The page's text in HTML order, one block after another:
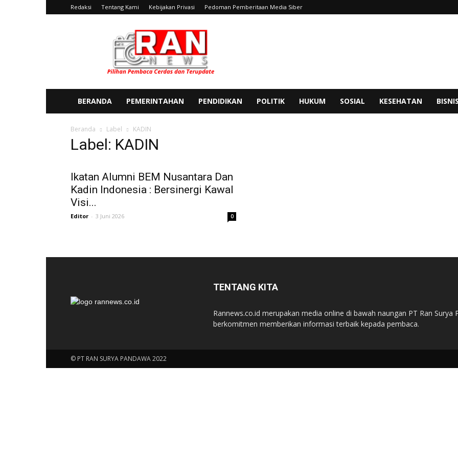
Redaksi Tentang Kami Kebijakan Privasi Pedoman Pemberitaan Media Siber
News
BERANDA PEMERINTAHAN PENDIDIKAN POLITIK HUKUM SOSIAL KESEHATAN BISNIS
Beranda Label KADIN
Label: KADIN
Ikatan Alumni BEM Nusantara Dan
Kadin Indonesia : Bersinergi Kawal
Visi...
Editor - 3 Juni 2026 0
TENTANG KITA
Rannews.co.id merupakan media online di bawah naungan PT Ran Surya
berkomitmen memberikan informasi terbaik kepada pembaca.
© PT RAN SURYA PANDAWA 2022